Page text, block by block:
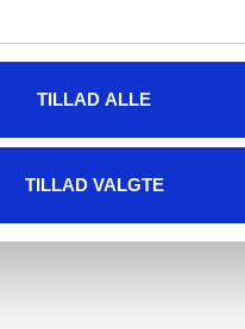
TILLAD ALLE
TILLAD VALGTE